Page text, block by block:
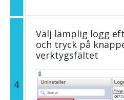
4
Välj lämplig logg
och tryck på
verktygsfältet